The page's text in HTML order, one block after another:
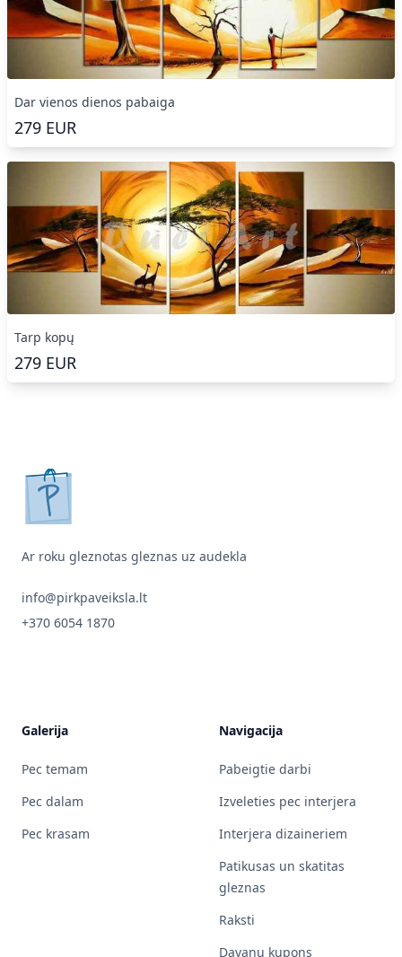
Dar vienos dienos pabaiga
279 EUR
Tarp kopų
279 EUR
pirkpaveiksla.lt
Ar roku gleznotas gleznas uz audekla
info@pirkpaveiksla.lt
+370 6054 1870
Galerija
Pec temam
Pec dalam
Pec krasam
Navigacija
Pabeigtie darbi
Izveleties pec interjera
Interjera dizaineriem
Patikusas un skatitas
gleznas
Raksti
Davanu kupons